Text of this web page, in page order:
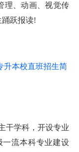
理、动画、视觉传
跃报读!
干学科，开设专业
流本科专业建设